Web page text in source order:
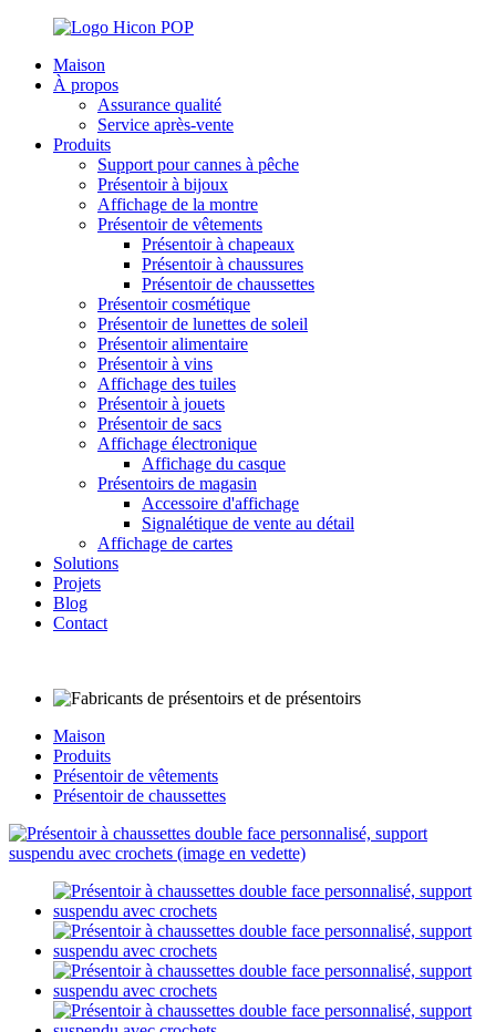
Maison
À propos
Assurance qualité
Service après-vente
Produits
Support pour cannes à pêche
Présentoir à bijoux
Affichage de la montre
Présentoir de vêtements
Présentoir à chapeaux
Présentoir à chaussures
Présentoir de chaussettes
Présentoir cosmétique
Présentoir de lunettes de soleil
Présentoir alimentaire
Présentoir à vins
Affichage des tuiles
Présentoir à jouets
Présentoir de sacs
Affichage électronique
Affichage du casque
Présentoirs de magasin
Accessoire d'affichage
Signalétique de vente au détail
Affichage de cartes
Solutions
Projets
Blog
Contact
Maison
Produits
Présentoir de vêtements
Présentoir de chaussettes